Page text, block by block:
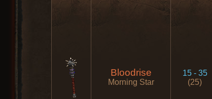
Bloodrise
Morning Star
15 - 35
(25)